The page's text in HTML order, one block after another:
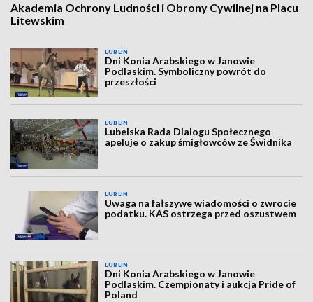
Akademia Ochrony Ludności i Obrony Cywilnej na Placu
Litewskim
LUBLIN
Dni Konia Arabskiego w Janowie
Podlaskim. Symboliczny powrót do
przeszłości
LUBLIN
Lubelska Rada Dialogu Społecznego
apeluje o zakup śmigłowców ze Świdnika
LUBLIN
Uwaga na fałszywe wiadomości o zwrocie
podatku. KAS ostrzega przed oszustwem
LUBLIN
Dni Konia Arabskiego w Janowie
Podlaskim. Czempionaty i aukcja Pride of
Poland